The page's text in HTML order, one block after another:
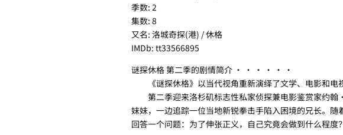
季数: 2
集数: 8
又名: 洛城奇探(港) / 休格
IMDb: tt33566895
谜探休格 第二季的剧情简介 · · · · · ·
《谜探休格》以当代视角重新演绎了文学、电影和电
第二季迎来洛杉矶标志性私家侦探兼电影鉴赏家约翰
妹妹，一边追踪一位当地新锐拳击手陷入困境的兄长。随
回答一个问题：为了伸张正义，自己究竟会做到什么程度？